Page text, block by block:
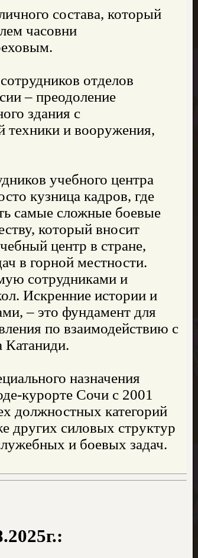
состава, который
часовни
отделов
– преодоление
здания с
техники и вооружения,
учебного центра
кузница кадров, где
самые сложные боевые
который вносит
центр в стране,
в горной местности.
сотрудниками и
Искренние истории и
– это фундамент для
по взаимодействию с
Катаниди.
назначения
курорте Сочи с 2001
должностных категорий
других силовых структур
и боевых задач.